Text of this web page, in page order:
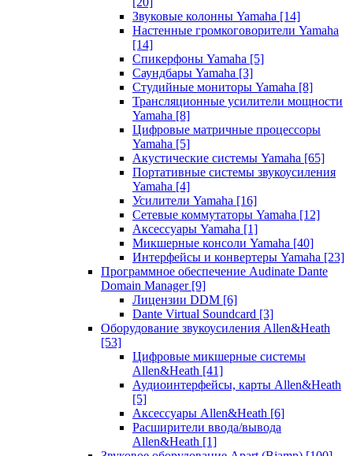
Звуковые колонны Yamaha [14]
Настенные громкоговорители Yamaha
[14]
Спикерфоны Yamaha [5]
Саундбары Yamaha [3]
Студийные мониторы Yamaha [8]
Трансляционные усилители мощности
Yamaha [8]
Цифровые матричные процессоры
Yamaha [5]
Акустические системы Yamaha [65]
Портативные системы звукоусиления
Yamaha [4]
Усилители Yamaha [16]
Сетевые коммутаторы Yamaha [12]
Аксессуары Yamaha [1]
Микшерные консоли Yamaha [40]
Интерфейсы и конвертеры Yamaha [23]
Программное обеспечение Audinate Dante
Domain Manager [9]
Лицензии DDM [6]
Dante Virtual Soundcard [3]
Оборудование звукоусиления Allen&Heath
[53]
Цифровые микшерные системы
Allen&Heath [41]
Аудиоинтерфейсы, карты Allen&Heath
[5]
Аксессуары Allen&Heath [6]
Расширители ввода/вывода
Allen&Heath [1]